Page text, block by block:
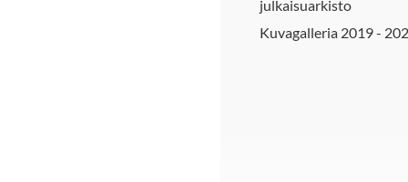
julkaisuarkisto
Kuvagalleria 2019 -